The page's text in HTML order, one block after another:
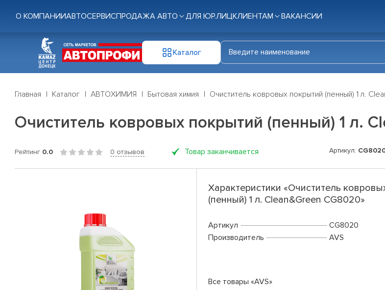
О КОМПАНИИАВТОСЕРВИСПРОДАЖА АВТО ДЛЯ ЮР.ЛИЦКЛИЕНТАМ ВАКАНСИИ
Каталог
Главная Каталог АВТОХИМИЯ Бытовая химия Очиститель ковровых покрытий (пенный) 1 л.
Очиститель ковровых покрытий (пенный) 1 л.
Рейтинг 0.0 0 отзывов Товар заканчивается Артикул:
Характеристики «Очиститель
(пенный) 1 л. Clean&Green CG8020»
Артикул
CG8020
Производитель
AVS
Все товары «AVS»